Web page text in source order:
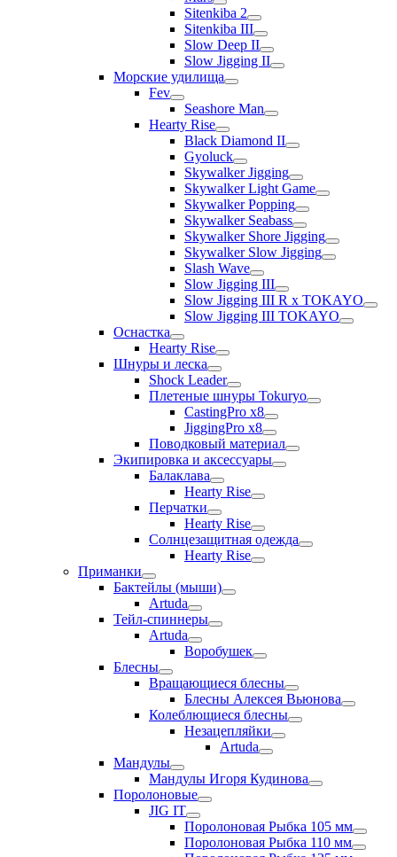
Sitenkiba 2
Sitenkiba III
Slow Deep II
Slow Jigging II
Морские удилища
Fev
Seashore Man
Hearty Rise
Black Diamond II
Gyoluck
Skywalker Jigging
Skywalker Light Game
Skywalker Popping
Skywalker Seabass
Skywalker Shore Jigging
Skywalker Slow Jigging
Slash Wave
Slow Jigging III
Slow Jigging III R x TOKAYO
Slow Jigging III TOKAYO
Оснастка
Hearty Rise
Шнуры и леска
Shock Leader
Плетеные шнуры Tokuryo
CastingPro x8
JiggingPro x8
Поводковый материал
Экипировка и аксессуары
Балаклава
Hearty Rise
Перчатки
Hearty Rise
Солнцезащитная одежда
Hearty Rise
Приманки
Бактейлы (мыши)
Artuda
Тейл-спиннеры
Artuda
Воробушек
Блесны
Вращающиеся блесны
Блесны Алексея Вьюнова
Колеблющиеся блесны
Незацепляйки
Artuda
Мандулы
Мандулы Игоря Кудинова
Поролоновые
JIG IT
Поролоновая Рыбка 105 мм
Поролоновая Рыбка 110 мм